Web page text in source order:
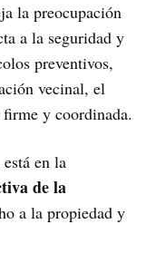
la preocupación
a la seguridad y
preventivos,
vecinal, el
y coordinada.
en la
de la
a la propiedad y